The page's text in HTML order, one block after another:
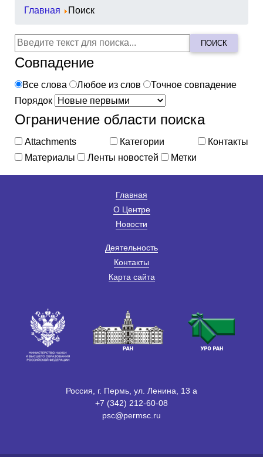
Главная Поиск
ПОИСК
Совпадение
Все слова Любое из слов
Точное совпадение
Порядок
Ограничение области поиска
Attachments Категории
Контакты
Материалы
Ленты новостей Метки
Главная
О Центре
Новости
Деятельность
Контакты
Карта сайта
Россия, г. Пермь, ул. Ленина, 13 а
+7 (342) 212-60-08
psc@permsc.ru